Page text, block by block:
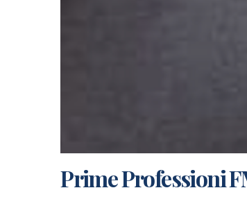
Prime Professioni